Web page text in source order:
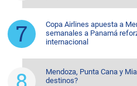
Copa Airlines apuesta a
semanales a Panamá
internacional
Mendoza, Punta Cana y
destinos?